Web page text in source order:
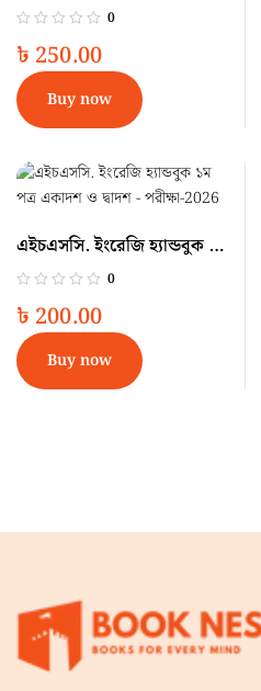
পত্র একাদশ ও দ্বাদশ –
0
৳ 250.00
Buy now
এইচএসসি. ইংরেজি হ্যান্ডবুক ১ম
পত্র একাদশ ও দ্বাদশ –
0
৳ 200.00
Buy now